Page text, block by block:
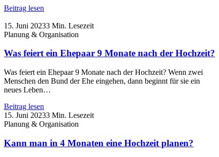
Beitrag lesen
15. Juni 20233 Min. Lesezeit
Planung & Organisation
Was feiert ein Ehepaar 9 Monate nach der Hochzeit?
Was feiert ein Ehepaar 9 Monate nach der Hochzeit? Wenn zwei
Menschen den Bund der Ehe eingehen, dann beginnt für sie ein
neues Leben…
Beitrag lesen
15. Juni 20233 Min. Lesezeit
Planung & Organisation
Kann man in 4 Monaten eine Hochzeit planen?